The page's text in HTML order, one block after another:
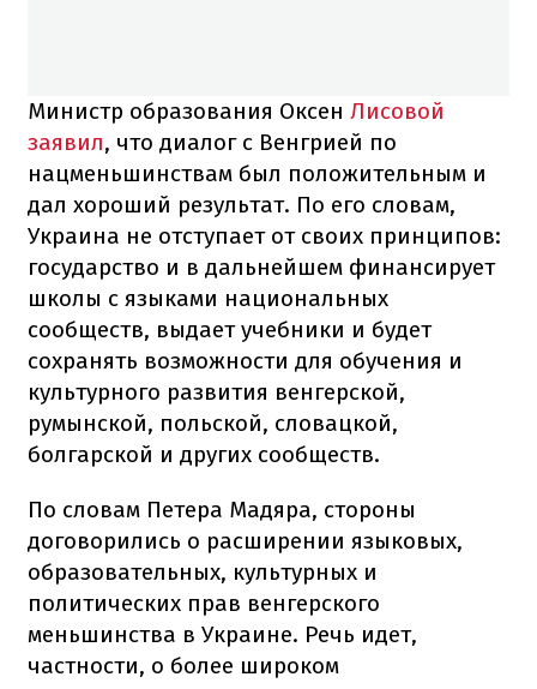
Министр образования Оксен Лисовой
заявил, что диалог с Венгрией по
нацменьшинствам был положительным и
дал хороший результат. По его словам,
Украина не отступает от своих принципов:
государство и в дальнейшем финансирует
школы с языками национальных
сообществ, выдает учебники и будет
сохранять возможности для обучения и
культурного развития венгерской,
румынской, польской, словацкой,
болгарской и других сообществ.
По словам Петера Мадяра, стороны
договорились о расширении языковых,
образовательных, культурных и
политических прав венгерского
меньшинства в Украине. Речь идет,
частности, о более широком